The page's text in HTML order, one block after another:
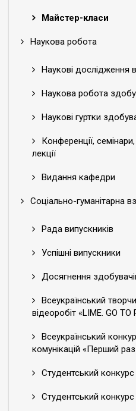
Майстер-класи
Наукова робота
Наукові дослідження
Наукова робота
Наукові гуртки
Конференції,
лекції
Видання кафедри
Соціально-гуманітарна
Рада випускників
Успішні випускники
Досягнення
Всеукраїнський
відеоробіт «LIME. GO TO
Всеукраїнський
комунікацій «Перший
Студентський
Студентський